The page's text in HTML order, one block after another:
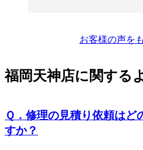
お客様の声を
福岡天神店に関する
Ｑ．修理の見積り依頼はど
すか？